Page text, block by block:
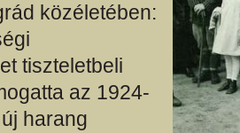
közéletében:
tiszteletbeli
az 1924-
harang